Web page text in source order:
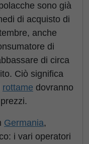
sono già
di acquisto di
anche
di
di circa
Ciò significa
rottame dovranno
Germania,
i vari operatori